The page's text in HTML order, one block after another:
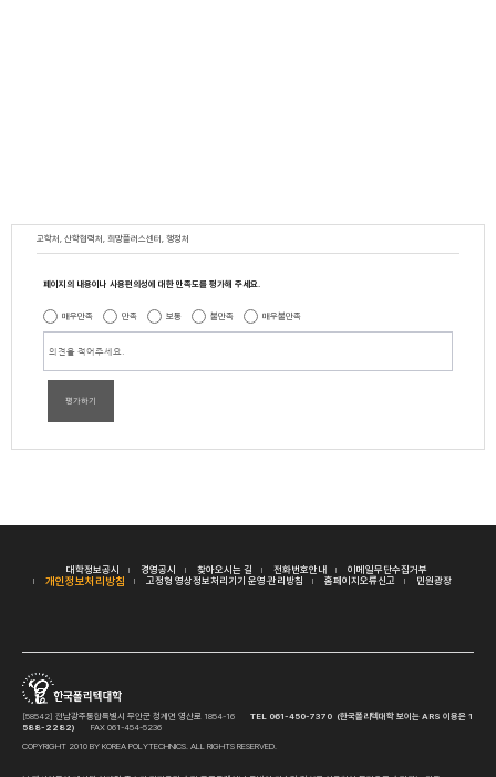
교학처, 산학협력처, 희망플러스센터, 행정처
페이지의 내용이나 사용편의성에 대한 만족도를 평가해 주세요.
매우만족 만족 보통 불만족 매우불만족
평가하기
대학정보공시 경영공시 찾아오시는 길 전화번호안내 이메일무단수집거부
개인정보처리방침 고정형 영상정보처리기기 운영·관리방침 홈페이지오류신고 민원광장
[58542] 전남광주통합특별시 무안군 청계면 영산로 1854-16 TEL 061-450-7370 (한국폴리텍대학 보이는 ARS 이용은 1
588-2282)
FAX 061-454-5236
COPYRIGHT 2010 BY KOREA POLYTECHNICS. ALL RIGHTS RESERVED.